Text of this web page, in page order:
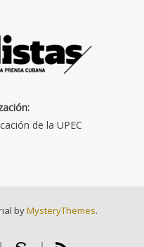
de la UPEC
byMysteryThemes.